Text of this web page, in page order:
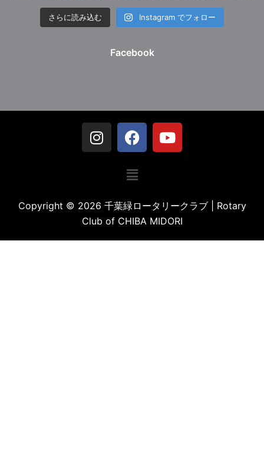
さらに読み込む Instagram でフォロー
Facebook
Copyright © 2026 千葉緑ロータリークラブ | Rotary
Club of CHIBA MIDORI